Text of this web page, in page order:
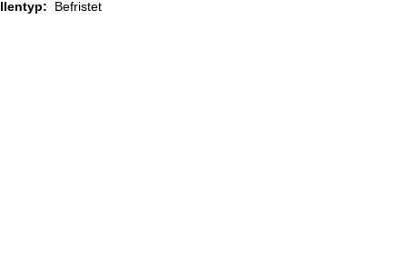
Befristet